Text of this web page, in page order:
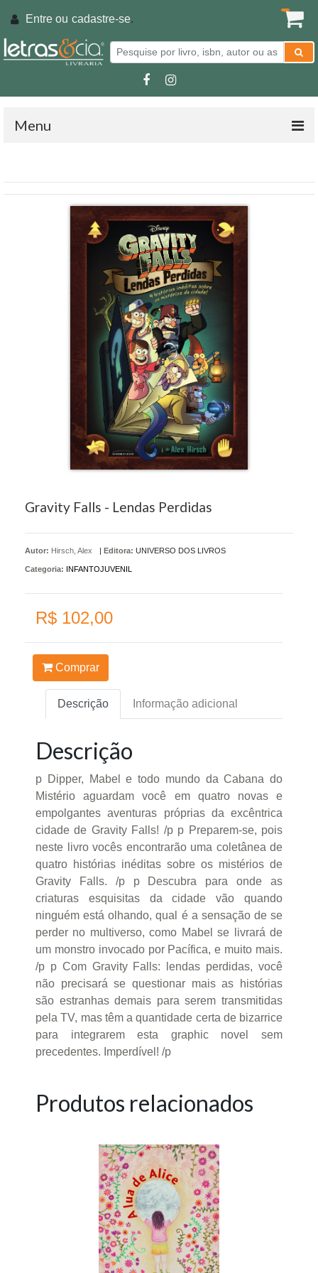
Entre ou cadastre-se.
Menu
Gravity Falls - Lendas Perdidas
Autor: Hirsch, Alex | Editora: UNIVERSO DOS LIVROS
Categoria: INFANTOJUVENIL
R$ 102,00
Comprar
Descrição Informação adicional
Descrição
p Dipper, Mabel e todo mundo da Cabana do
Mistério aguardam você em quatro novas e
empolgantes aventuras próprias da excêntrica
cidade de Gravity Falls! /p p Preparem-se, pois
neste livro vocês encontrarão uma coletânea de
quatro histórias inéditas sobre os mistérios de
Gravity Falls. /p p Descubra para onde as
criaturas esquisitas da cidade vão quando
ninguém está olhando, qual é a sensação de se
perder no multiverso, como Mabel se livrará de
um monstro invocado por Pacífica, e muito mais.
/p p Com Gravity Falls: lendas perdidas, você
não precisará se questionar mais as histórias
são estranhas demais para serem transmitidas
pela TV, mas têm a quantidade certa de bizarrice
para integrarem esta graphic novel sem
precedentes. Imperdível! /p
Produtos relacionados